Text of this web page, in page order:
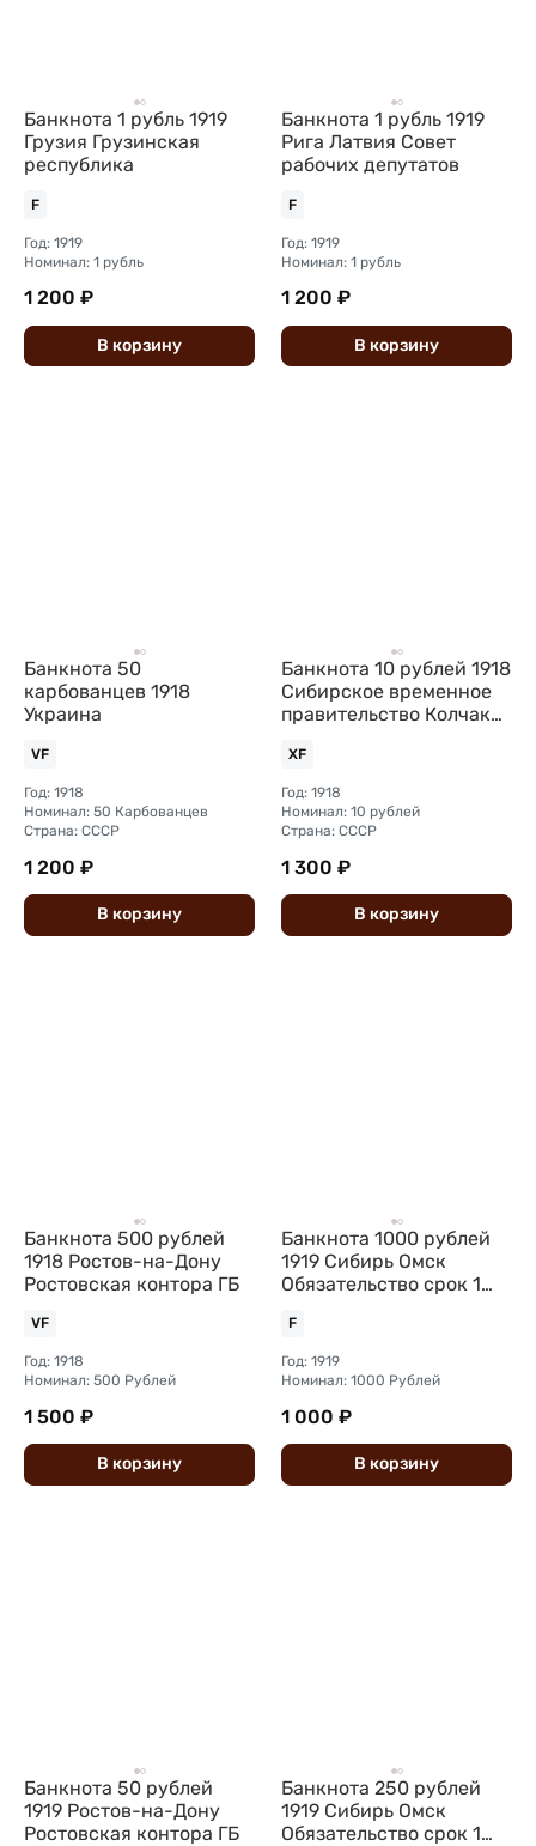
Банкнота 1 рубль 1919
Грузия Грузинская
республика
F
Год: 1919
Номинал: 1 рубль
1 200 ₽
В корзину
Банкнота 1 рубль 1919
Рига Латвия Совет
рабочих депутатов
F
Год: 1919
Номинал: 1 рубль
1 200 ₽
В корзину
Банкнота 50
карбованцев 1918
Украина
VF
Год: 1918
Номинал: 50 Карбованцев
Страна: СССР
1 200 ₽
В корзину
Банкнота 10 рублей 1918
Сибирское временное
правительство Колчак
XF
Год: 1918
Номинал: 10 рублей
Страна: СССР
1 300 ₽
В корзину
Банкнота 500 рублей
1918 Ростов-на-Дону
Ростовская контора ГБ
VF
Год: 1918
Номинал: 500 Рублей
1 500 ₽
В корзину
Банкнота 1000 рублей
1919 Сибирь Омск
Обязательство срок 1
F
Год: 1919
Номинал: 1000 Рублей
1 000 ₽
В корзину
Банкнота 50 рублей
1919 Ростов-на-Дону
Ростовская контора ГБ
Банкнота 250 рублей
1919 Сибирь Омск
Обязательство срок 1